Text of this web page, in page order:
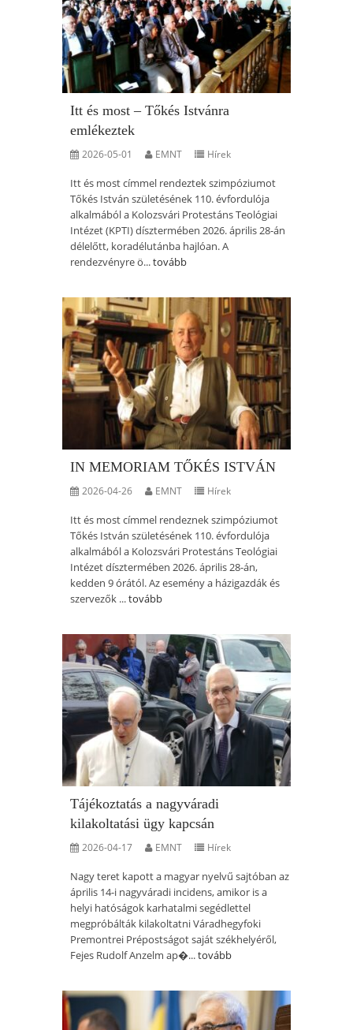
Itt és most – Tőkés Istvánra
emlékeztek
2026-05-01 EMNT Hírek
Itt és most címmel rendeztek szimpóziumot
Tőkés István születésének 110. évfordulója
alkalmából a Kolozsvári Protestáns Teológiai
Intézet (KPTI) dísztermében 2026. április 28-án
délelőtt, koradélutánba hajlóan. A
rendezvényre ö...tovább
IN MEMORIAM TŐKÉS ISTVÁN
2026-04-26 EMNT Hírek
Itt és most címmel rendeznek szimpóziumot
Tőkés István születésének 110. évfordulója
alkalmából a Kolozsvári Protestáns Teológiai
Intézet dísztermében 2026. április 28-án,
kedden 9 órától. Az esemény a házigazdák és
szervezők ...tovább
Tájékoztatás a nagyváradi
kilakoltatási ügy kapcsán
2026-04-17 EMNT Hírek
Nagy teret kapott a magyar nyelvű sajtóban az
április 14-i nagyváradi incidens, amikor is a
helyi hatóságok karhatalmi segédlettel
megpróbálták kilakoltatni Váradhegyfoki
Premontrei Prépostságot saját székhelyéről,
Fejes Rudolf Anzelm ap�...tovább